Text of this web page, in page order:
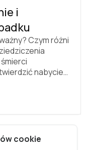
i
Czym różni
nabycie
krok po kroku
wzór wniosku o
są obowiązki.
cookie